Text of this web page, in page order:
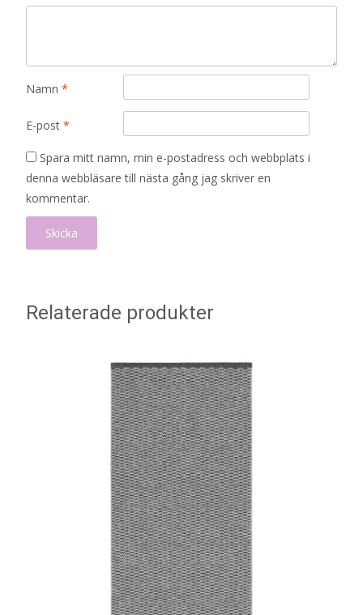
Namn *
E-post *
Spara mitt namn, min e-postadress och webbplats i
denna webbläsare till nästa gång jag skriver en
kommentar.
Relaterade produkter